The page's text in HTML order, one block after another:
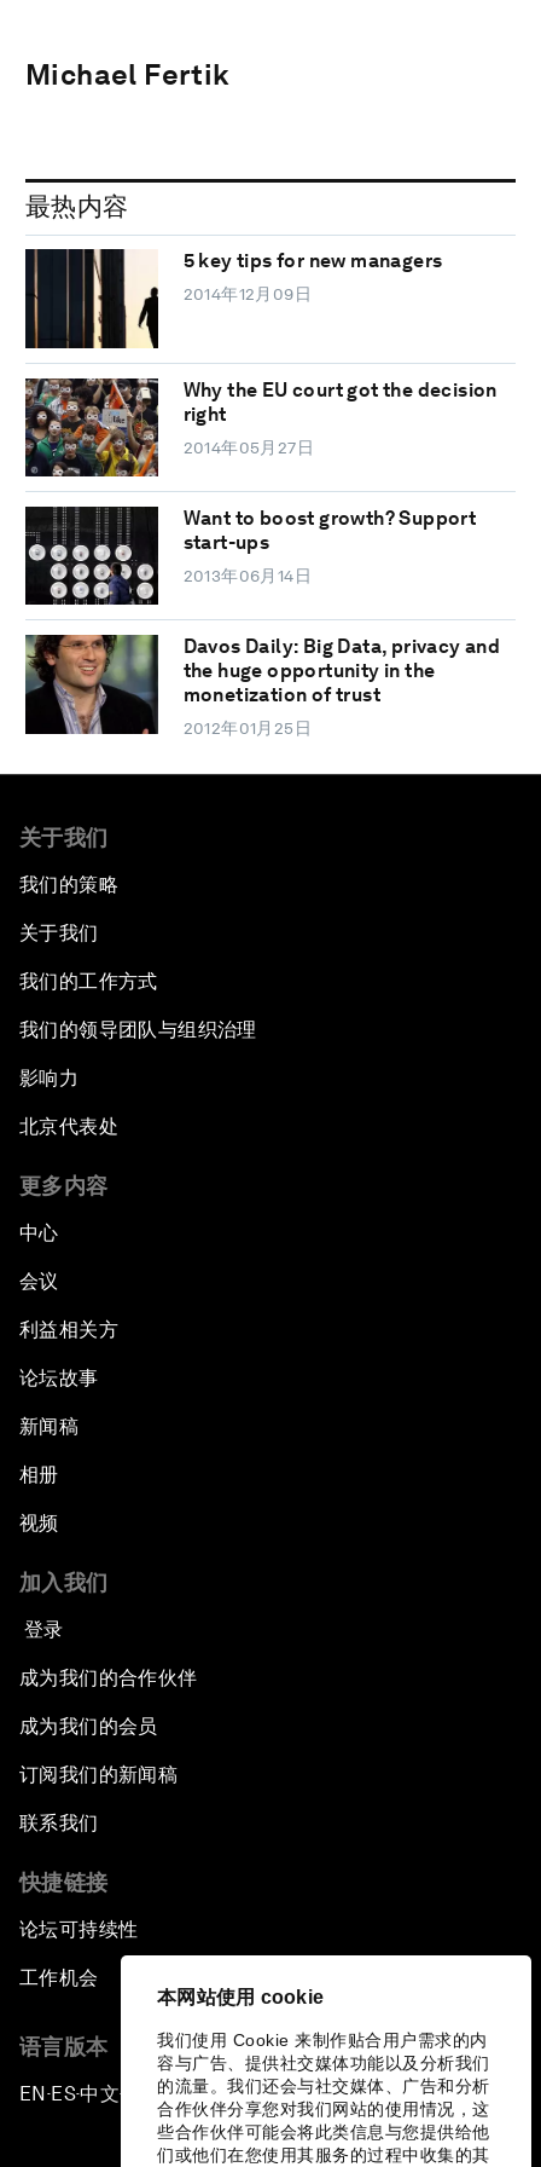
本网站使用 cookie
我们使用 Cookie 来制作贴合用户需求的内
容与广告、提供社交媒体功能以及分析我们
的流量。我们还会与社交媒体、广告和分析
合作伙伴分享您对我们网站的使用情况，这
些合作伙伴可能会将此类信息与您提供给他
们或他们在您使用其服务的过程中收集的其
Michael Fertik
最热内容
5 key tips for new managers
2014年12月09日
Why the EU court got the decision
right
2014年05月27日
Want to boost growth? Support
start-ups
2013年06月14日
Davos Daily: Big Data, privacy and
the huge opportunity in the
monetization of trust
2012年01月25日
关于我们
我们的策略
关于我们
我们的工作方式
我们的领导团队与组织治理
影响力
北京代表处
更多内容
中心
会议
利益相关方
论坛故事
新闻稿
相册
视频
加入我们
登录
成为我们的合作伙伴
成为我们的会员
订阅我们的新闻稿
联系我们
快捷链接
论坛可持续性
工作机会
语言版本
EN ▪ ES▪中文▪ 日本語